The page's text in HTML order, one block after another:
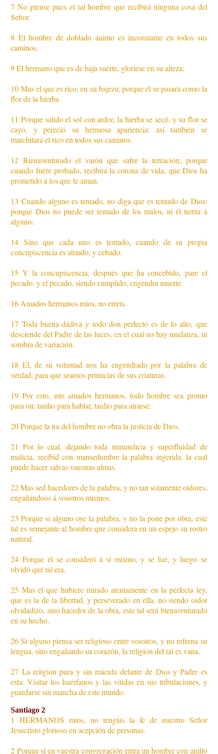
7 No piense pues el tal hombre que recibirá ninguna cosa del
Señor.
8 El hombre de doblado ánimo es inconstante en todos sus
caminos.
9 El hermano que es de baja suerte, gloríese en su alteza:
10 Mas el que es rico, en su bajeza; porque él se pasará como la
flor de la hierba.
11 Porque salido el sol con ardor, la hierba se secó, y su flor se
cayó, y pereció su hermosa apariencia: así también se
marchitará el rico en todos sus caminos.
12 Bienaventurado el varón que sufre la tentación; porque
cuando fuere probado, recibirá la corona de vida, que Dios ha
prometido á los que le aman.
13 Cuando alguno es tentado, no diga que es tentado de Dios:
porque Dios no puede ser tentado de los malos, ni él tienta á
alguno:
14 Sino que cada uno es tentado, cuando de su propia
concupiscencia es atraído, y cebado.
15 Y la concupiscencia, después que ha concebido, pare el
pecado: y el pecado, siendo cumplido, engendra muerte.
16 Amados hermanos míos, no erréis.
17 Toda buena dádiva y todo don perfecto es de lo alto, que
desciende del Padre de las luces, en el cual no hay mudanza, ni
sombra de variación.
18 El, de su voluntad nos ha engendrado por la palabra de
verdad, para que seamos primicias de sus criaturas.
19 Por esto, mis amados hermanos, todo hombre sea pronto
para oir, tardío para hablar, tardío para airarse:
20 Porque la ira del hombre no obra la justicia de Dios.
21 Por lo cual, dejando toda inmundicia y superfluidad de
malicia, recibid con mansedumbre la palabra ingerida, la cual
puede hacer salvas vuestras almas.
22 Mas sed hacedores de la palabra, y no tan solamente oidores,
engañándoos á vosotros mismos.
23 Porque si alguno oye la palabra, y no la pone por obra, este
tal es semejante al hombre que considera en un espejo su rostro
natural.
24 Porque él se consideró á sí mismo, y se fué, y luego se
olvidó qué tal era.
25 Mas el que hubiere mirado atentamente en la perfecta ley,
que es la de la libertad, y perseverado en ella, no siendo oidor
olvidadizo, sino hacedor de la obra, este tal será bienaventurado
en su hecho.
26 Si alguno piensa ser religioso entre vosotros, y no refrena su
lengua, sino engañando su corazón, la religión del tal es vana.
27 La religión pura y sin mácula delante de Dios y Padre es
esta: Visitar los huérfanos y las viudas en sus tribulaciones, y
guardarse sin mancha de este mundo.
Santiago 2
1 HERMANOS míos, no tengáis la fe de nuestro Señor
Jesucristo glorioso en acepción de personas.
2 Porque si en vuestra congregación entra un hombre con anillo